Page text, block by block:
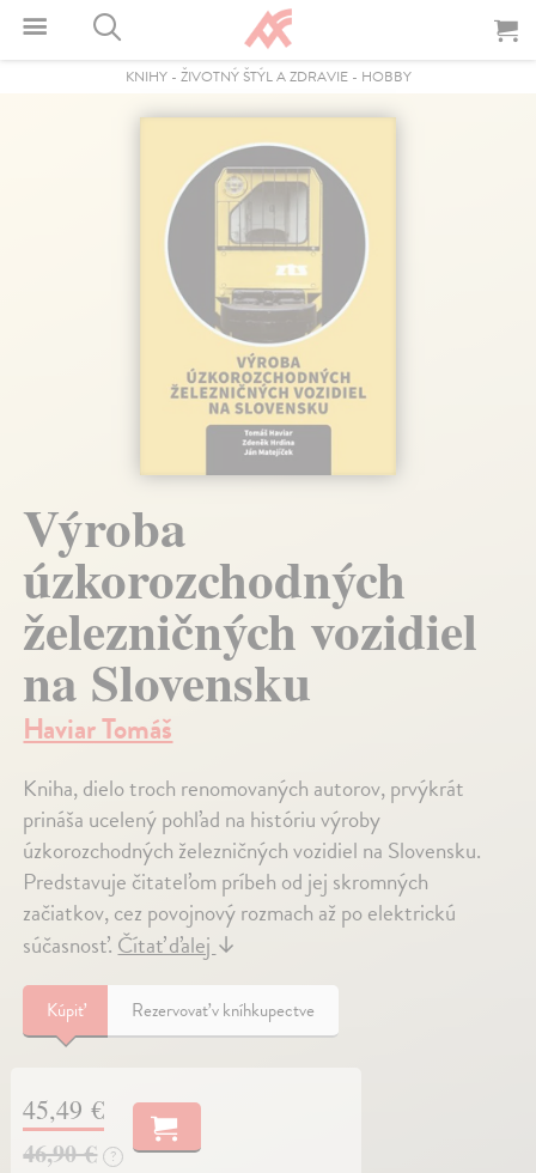
KNIHY- ŽIVOTNÝ ŠTÝL A ZDRAVIE- HOBBY
Výroba
úzkorozchodných
železničných vozidiel
na Slovensku
Haviar Tomáš
Kniha, dielo troch renomovaných autorov, prvýkrát
prináša ucelený pohľad na históriu výroby
úzkorozchodných železničných vozidiel na Slovensku.
Predstavuje čitateľom príbeh od jej skromných
začiatkov, cez povojnový rozmach až po elektrickú
súčasnosť.Čítať ďalej↓
Kúpiť Rezervovať v kníhkupectve
45,49 €
46,90 €
?